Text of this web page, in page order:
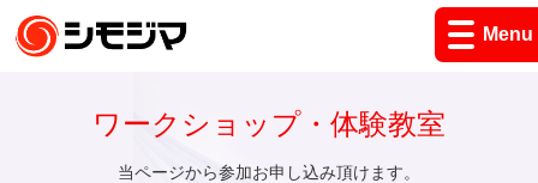
Menu
ワークショップ・体験教室
当ページから参加お申し込み頂けます。